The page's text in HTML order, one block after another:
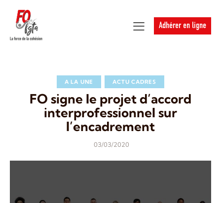
Adhérer en ligne
A LA UNE ACTU CADRES
FO signe le projet d’accord
interprofessionnel sur
l’encadrement
03/03/2020